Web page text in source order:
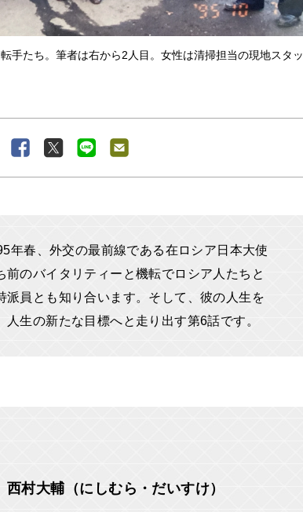
手たち。筆者は右から2人目。女性は清掃担当の現地スタッ
年春、外交の最前線である在ロシア日本大使
のバイタリティーと機転でロシア人たちと
派員とも知り合います。そして、彼の人生を
生の新たな目標へと走り出す第6話です。
西村大輔（にしむら・だいすけ）